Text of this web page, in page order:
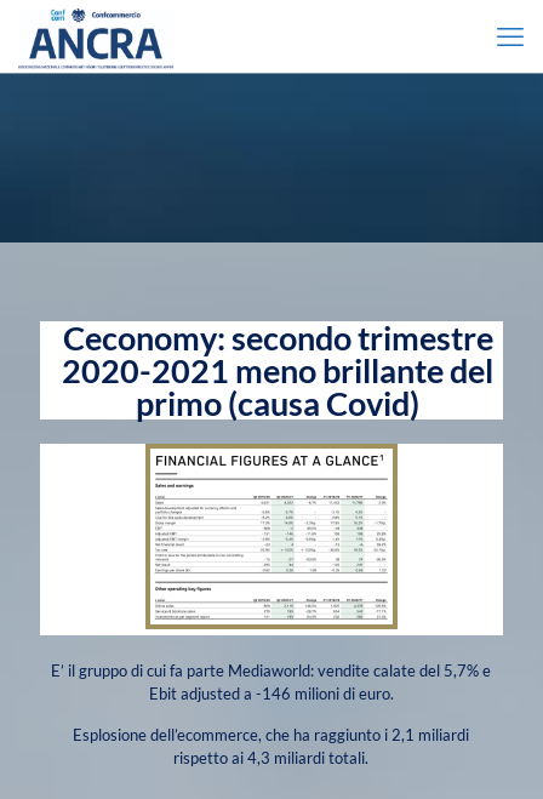
Ceconomy: secondo trimestre
2020-2021 meno brillante del
primo (causa Covid)
E’ il gruppo di cui fa parte Mediaworld: vendite calate del 5,7% e
Ebit adjusted a -146 milioni di euro.
Esplosione dell’ecommerce, che ha raggiunto i 2,1 miliardi
rispetto ai 4,3 miliardi totali.